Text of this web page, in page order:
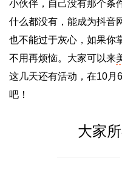
小伙伴，自己没有那个条
什么都没有，能成为抖音
也不能过于灰心，如果你
不用再烦恼。大家可以来
这几天还有活动，在10月
吧！
大家